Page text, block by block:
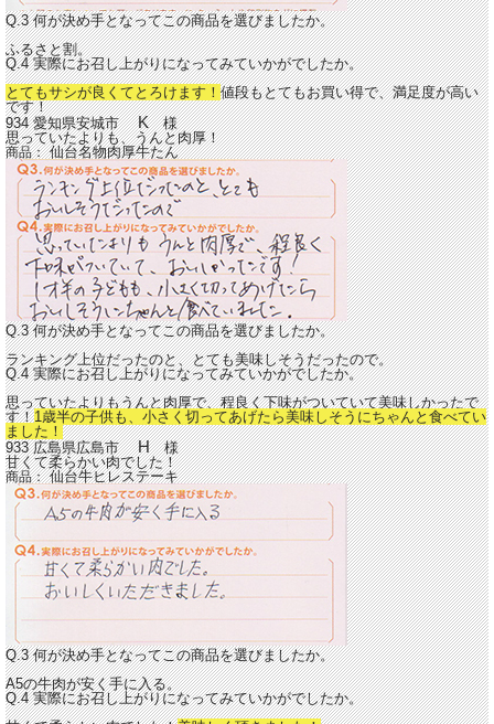
Q.3 何が決め手となってこの商品を選びましたか。
ふるさと割。
Q.4 実際にお召し上がりになってみていかがでしたか。
とてもサシが良くてとろけます！ 値段もとてもお買い得で、満足度が高い
です！
934 愛知県安城市K様
思っていたよりも、うんと肉厚！
商品：仙台名物肉厚牛たん
Q.3 何が決め手となってこの商品を選びましたか。
ランキング上位だったのと、とても美味しそうだったので。
Q.4 実際にお召し上がりになってみていかがでしたか。
思っていたよりもうんと肉厚で、程良く下味がついていて美味しかったで
す！1歳半の子供も、小さく切ってあげたら美味しそうにちゃんと食べてい
ました！
933 広島県広島市H様
甘くて柔らかい肉でした！
商品：仙台牛ヒレステーキ
Q.3 何が決め手となってこの商品を選びましたか。
A5の牛肉が安く手に入る。
Q.4 実際にお召し上がりになってみていかがでしたか。